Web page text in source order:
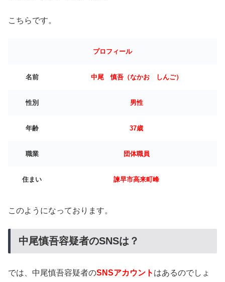
こちらです。
プロフィール
名前 中尾 慎吾（なかお しんご）
性別 男性
年齢 37歳
職業 団体職員
住まい 諫早市高来町峰
このようになっております。
中尾慎吾容疑者のSNSは？
では、中尾慎吾容疑者のSNSアカウント はあるのでしょ